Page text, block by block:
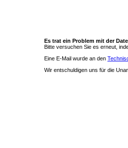
Es trat ein Problem mit der
Bitte versuchen Sie es erneut,
Eine E-Mail wurde an den
Wir entschuldigen uns für die